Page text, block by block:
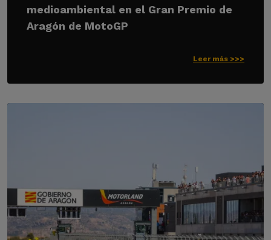
medioambiental en el Gran Premio de
Aragón de MotoGP
Leer más >>>